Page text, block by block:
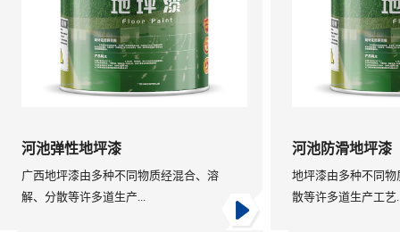
河池弹性地坪漆
广西地坪漆由多种不同物质经混合、溶
解、分散等许多道生产...
河池防滑地坪漆
地坪漆由多种不同
散等许多道生产工艺